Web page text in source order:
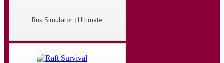
Bus Simulator : Ultimate